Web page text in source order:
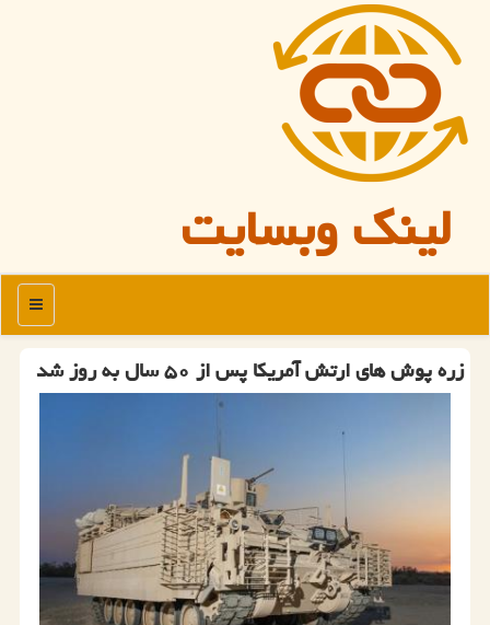
لینک وبسایت
منو
زره پوش های ارتش آمریكا پس از ۵۰ سال به روز شد